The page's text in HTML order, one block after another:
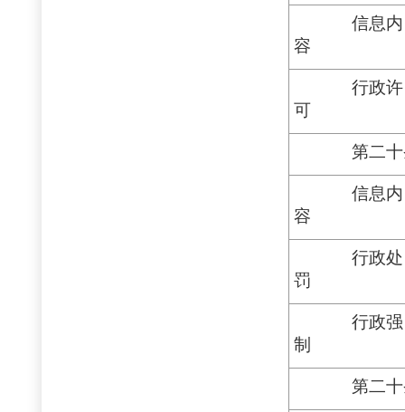
信息内
容
行政许
可
第二
信息内
容
行政处
罚
行政强
制
第二